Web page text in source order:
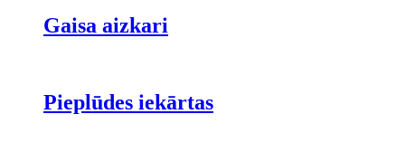
Gaisa aizkari
Pieplūdes iekārtas